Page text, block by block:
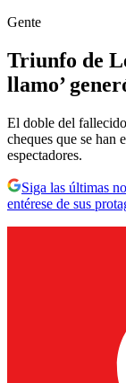
Gente
Triunfo de
llamo’
El doble del
cheques que se han
espectadores.
Siga las últimas
entérese de sus